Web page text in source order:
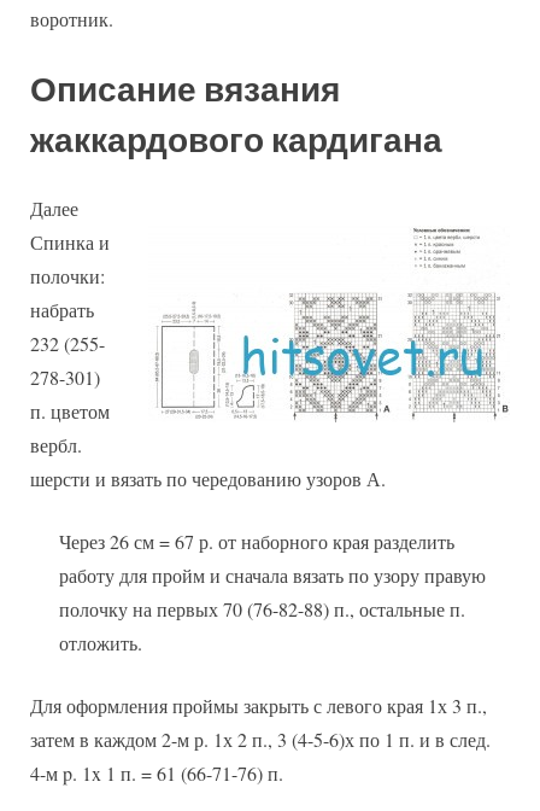
воротник.
Описание вязания
жаккардового кардигана
Далее
Спинка и
полочки:
набрать
232 (255-
278-301)
п. цветом
вербл.
шерсти и вязать по чередованию узоров А.
Через 26 см = 67 р. от наборного края разделить
работу для пройм и сначала вязать по узору правую
полочку на первых 70 (76-82-88) п., остальные п.
отложить.
Для оформления проймы закрыть с левого края 1х 3 п.,
затем в каждом 2-м р. 1х 2 п., 3 (4-5-6)х по 1 п. и в след.
4-м p. 1x 1 п. = 61 (66-71-76) п.